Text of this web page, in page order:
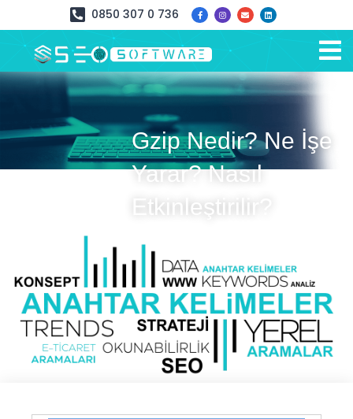
0850 307 0 736
Gzip Nedir? Ne İşe
Yarar? Nasıl
Etkinleştirilir?